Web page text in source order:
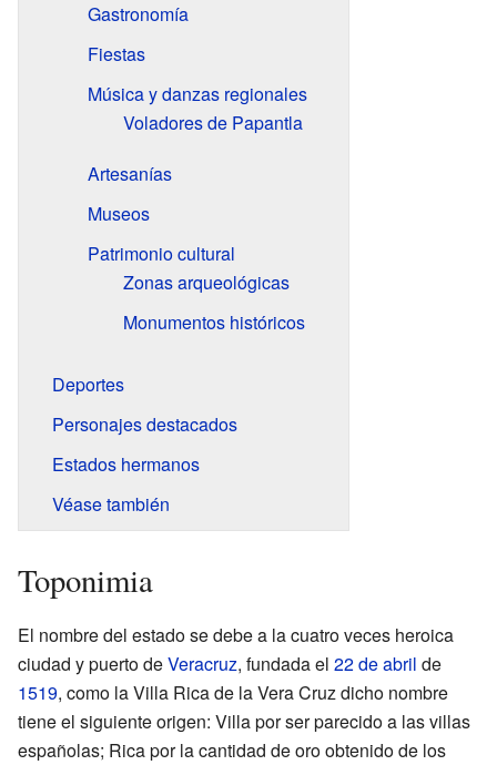
Gastronomía
Fiestas
Música y danzas regionales
Voladores de Papantla
Artesanías
Museos
Patrimonio cultural
Zonas arqueológicas
Monumentos históricos
Deportes
Personajes destacados
Estados hermanos
Véase también
Toponimia
El nombre del estado se debe a la cuatro veces heroica
ciudad y puerto deVeracruz, fundada el 22 de abril de
1519, como la Villa Rica de la Vera Cruz dicho nombre
tiene el siguiente origen: Villa por ser parecido a las villas
españolas; Rica por la cantidad de oro obtenido de los